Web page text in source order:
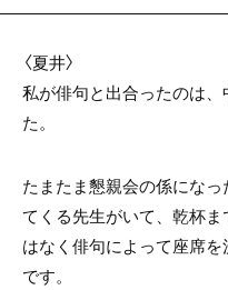
〈夏井〉
私が俳句と出合ったのは
た。
たまたま懇親会の係にな
てくる先生がいて、乾杯
はなく俳句によって座席
です。